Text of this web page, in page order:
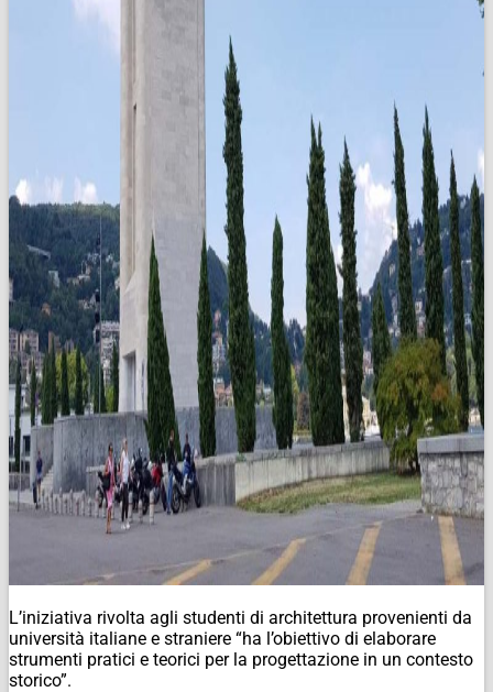
L’iniziativa rivolta agli studenti di architettura provenienti da
università italiane e straniere “ha l’obiettivo di elaborare
strumenti pratici e teorici per la progettazione in un contesto
storico”.